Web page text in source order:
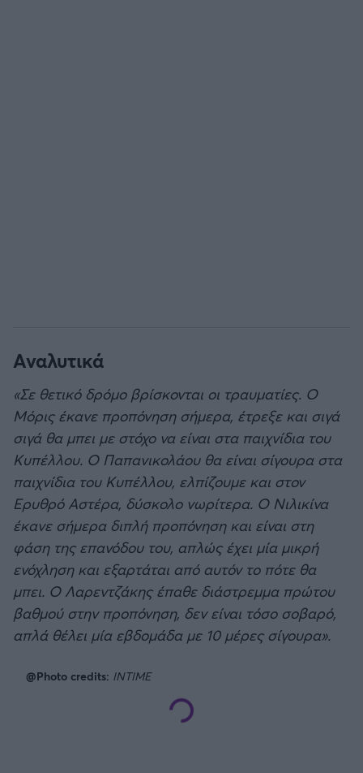
Αναλυτικά
«Σε θετικό δρόμο βρίσκονται οι τραυματίες. Ο
Μόρις έκανε προπόνηση σήμερα, έτρεξε και σιγά
σιγά θα μπει με στόχο να είναι στα παιχνίδια του
Κυπέλλου. Ο Παπανικολάου θα είναι σίγουρα στα
παιχνίδια του Κυπέλλου, ελπίζουμε και στον
Ερυθρό Αστέρα, δύσκολο νωρίτερα. Ο Νιλικίνα
έκανε σήμερα διπλή προπόνηση και είναι στη
φάση της επανόδου του, απλώς έχει μία μικρή
ενόχληση και εξαρτάται από αυτόν το πότε θα
μπει. Ο Λαρεντζάκης έπαθε διάστρεμμα πρώτου
βαθμού στην προπόνηση, δεν είναι τόσο σοβαρό,
απλά θέλει μία εβδομάδα με 10 μέρες σίγουρα».
@Photo credits: INTIME